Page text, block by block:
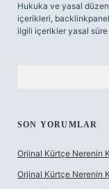
Hukuka ve yasal
içerikleri,
ilgili içerikler yasal süre
SON YORUMLAR
Orjinal Kürtçe Nerenin
Orjinal Kürtçe Nerenin